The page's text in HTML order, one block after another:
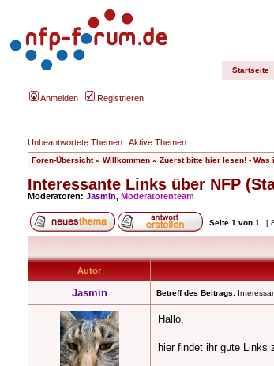
Startseite
Anmelden Registrieren
Unbeantwortete Themen | Aktive Themen
Foren-Übersicht» Willkommen » Zuerst bitte hier lesen! - Was
Interessante Links über NFP
Moderatoren: Jasmin, Moderatorenteam
Seite 1 von 1 [
Autor
Jasmin Betreff des Beitrags:
Hallo,
hier findet ihr gute Links